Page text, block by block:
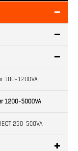
180-1200VA
1200-5000VA
250-500VA